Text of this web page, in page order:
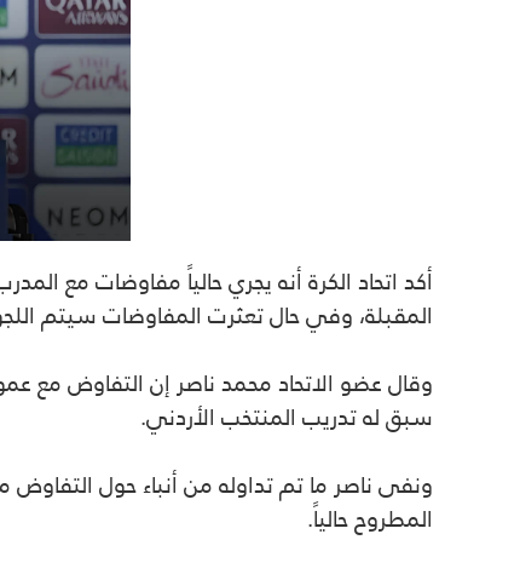
أكد اتحاد الكرة أنه يجري حالياً مفاوضات
المقبلة، وفي حال تعثرت المفاوضات سيتم
وقال عضو الاتحاد محمد ناصر إن التفاوض مع
سبق له تدريب المنتخب الأردني.
ونفى ناصر ما تم تداوله من أنباء حول
المطروح حالياً.